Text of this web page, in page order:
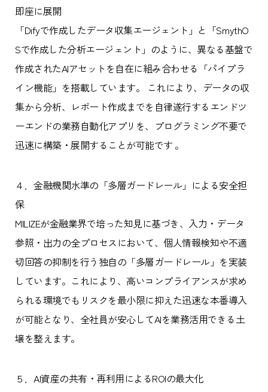
即座に展開
「Difyで作成したデータ収集エージェント」と「SmythO
Sで作成した分析エージェント」のように、異なる基盤で
作成されたAIアセットを自在に組み合わせる「パイプラ
イン機能」を搭載しています。 これにより、データの収
集から分析、レポート作成までを自律遂行するエンドツ
ーエンドの業務自動化アプリを、プログラミング不要で
迅速に構築・展開することが可能です 。
４．金融機関水準の「多層ガードレール」による安全担
保
MILIZEが金融業界で培った知見に基づき、入力・データ
参照・出力の全プロセスにおいて、個人情報検知や不適
切回答の抑制を行う独自の「多層ガードレール」を実装
しています。これにより、高いコンプライアンスが求め
られる環境でもリスクを最小限に抑えた迅速な本番導入
が可能となり、全社員が安心してAIを業務活用できる土
壌を整えます。
５．AI資産の共有・再利用によるROIの最大化